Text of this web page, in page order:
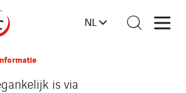
NL
is via